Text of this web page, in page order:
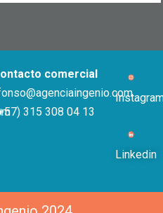
comercial
315 308 04 13
Linkedin